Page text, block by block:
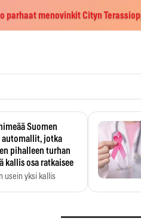
parhaat menovinkit Cityn
Suomen
automallit, jotka
pihalleen turhan
kallis osa ratkaisee
usein yksi kallis